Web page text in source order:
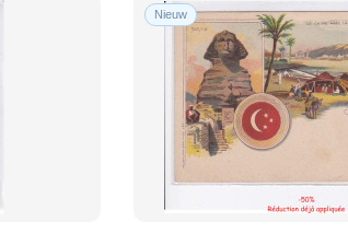
Nieuw